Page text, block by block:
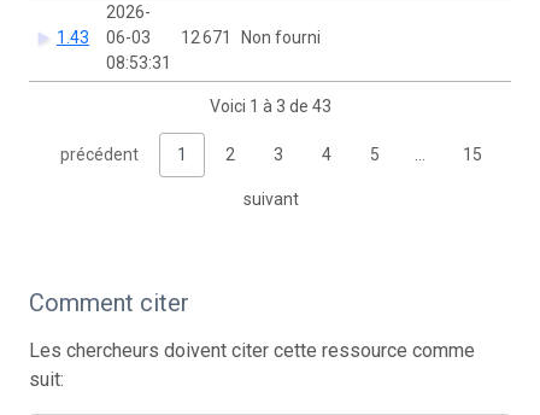
1.43
2026-
06-03
08:53:31
12 671 Non fourni
Voici 1 à 3 de 43
précédent 1 2 3 4 5 15
suivant
Comment citer
Les chercheurs doivent citer cette ressource comme
suit: